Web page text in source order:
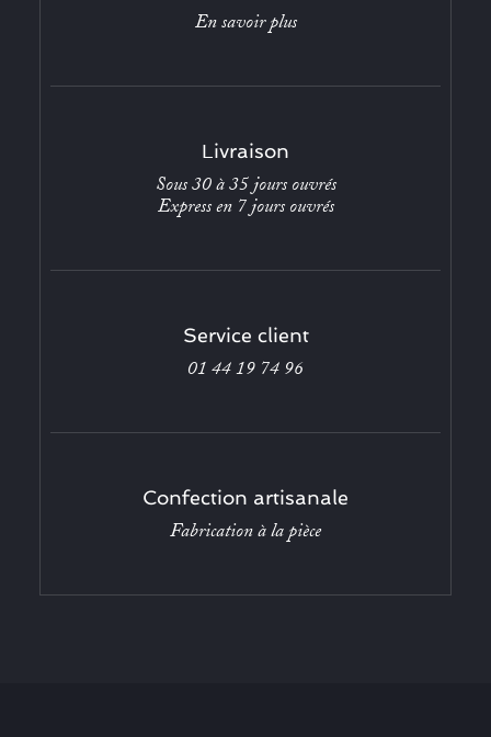
En savoir plus
Livraison
Sous 30 à 35 jours ouvrés
Express en 7 jours ouvrés
Service client
01 44 19 74 96
Confection artisanale
Fabrication à la pièce